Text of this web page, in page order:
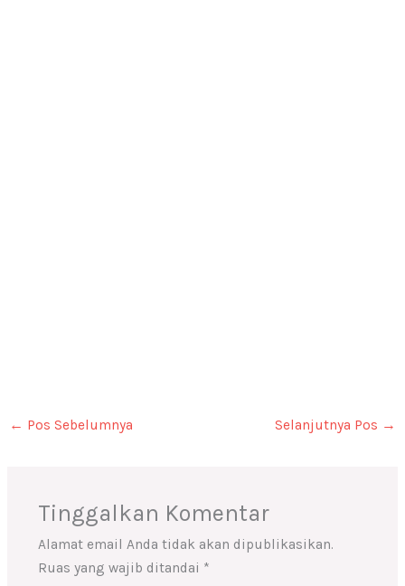
← Pos Sebelumnya Selanjutnya Pos →
Tinggalkan Komentar
Alamat email Anda tidak akan dipublikasikan.
Ruas yang wajib ditandai *